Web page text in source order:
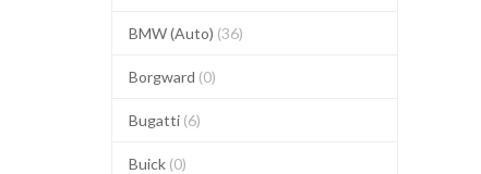
BMW (Auto) (36)
Borgward (0)
Bugatti (6)
Buick (0)